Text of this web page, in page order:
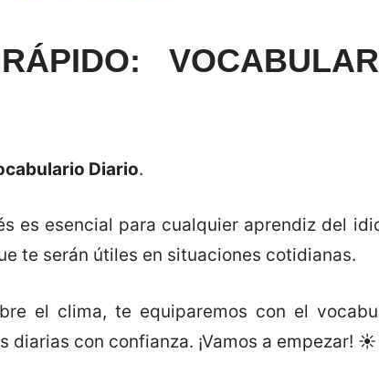
Diario.
es esencial para cualquier aprendiz del
te serán útiles en situaciones cotidianas.
el clima, te equiparemos con el
diarias con confianza. ¡Vamos a empezar! ☀️